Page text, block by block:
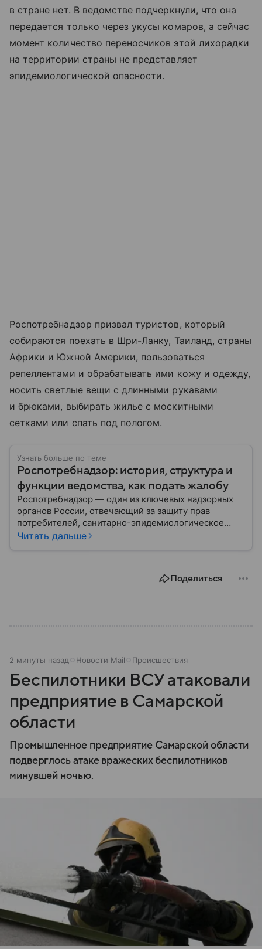
в стране нет. В ведомстве подчеркнули, что она
передается только через укусы комаров, а сейчас
момент количество переносчиков этой лихорадки
на территории страны не представляет
эпидемиологической опасности.
Роспотребнадзор призвал туристов, который
собираются поехать в Шри-Ланку, Таиланд, страны
Африки и Южной Америки, пользоваться
репеллентами и обрабатывать ими кожу и одежду,
носить светлые вещи с длинными рукавами
и брюками, выбирать жилье с москитными
сетками или спать под пологом.
Узнать больше по теме
Роспотребнадзор: история, структура и
функции ведомства, как подать жалобу
Роспотребнадзор — один из ключевых надзорных
органов России, отвечающий за защиту прав
потребителей, санитарно-эпидемиологическое
благополучие населения и контроль соблюдения
Читать дальше
Поделиться
2 минуты назад Новости Mail Происшествия
Беспилотники ВСУ атаковали
предприятие в Самарской
области
Промышленное предприятие Самарской области
подверглось атаке вражеских беспилотников
минувшей ночью.